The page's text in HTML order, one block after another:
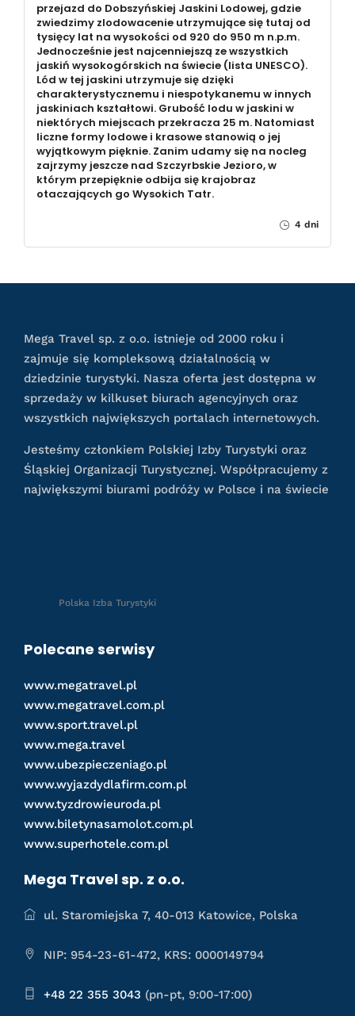
przejazd do Dobszyńskiej Jaskini Lodowej, gdzie
zwiedzimy zlodowacenie utrzymujące się tutaj od
tysięcy lat na wysokości od 920 do 950 m n.p.m.
Jednocześnie jest najcenniejszą ze wszystkich
jaskiń wysokogórskich na świecie (lista UNESCO).
Lód w tej jaskini utrzymuje się dzięki
charakterystycznemu i niespotykanemu w innych
jaskiniach kształtowi. Grubość lodu w jaskini w
niektórych miejscach przekracza 25 m. Natomiast
liczne formy lodowe i krasowe stanowią o jej
wyjątkowym pięknie. Zanim udamy się na nocleg
zajrzymy jeszcze nad Szczyrbskie Jezioro, w
którym przepięknie odbija się krajobraz
otaczających go Wysokich Tatr.
4 dni
Mega Travel sp. z o.o. istnieje od 2000 roku i
zajmuje się kompleksową działalnością w
dziedzinie turystyki. Nasza oferta jest dostępna w
sprzedaży w kilkuset biurach agencyjnych oraz
wszystkich największych portalach internetowych.
Jesteśmy członkiem Polskiej Izby Turystyki oraz
Śląskiej Organizacji Turystycznej. Współpracujemy z
największymi biurami podróży w Polsce i na świecie
Polska Izba Turystyki
Polecane serwisy
www.megatravel.pl
www.megatravel.com.pl
www.sport.travel.pl
www.mega.travel
www.ubezpieczeniago.pl
www.wyjazdydlafirm.com.pl
www.tyzdrowieuroda.pl
www.biletynasamolot.com.pl
www.superhotele.com.pl
Mega Travel sp. z o.o.
ul. Staromiejska 7, 40-013 Katowice, Polska
NIP: 954-23-61-472, KRS: 0000149794
+48 22 355 3043 (pn-pt, 9:00-17:00)